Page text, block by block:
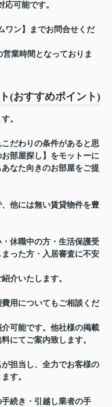
可能です。
ワン】までお問合せくだ
業時間となっておりま
(おすすめポイント)
。
だわりの条件があると思
部屋探し】をモットーに
なた向きのお部屋をご提
他には無い賃貸物件を豊
休職中の方・生活保護受
った方・入居審査に不安
介いたします。
用についてもご相談くだ
可能です。他社様の掲載
にてご案内致します。
担当し、全力でお客様の
す。
続き・引越し業者の手